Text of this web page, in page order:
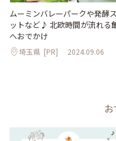
ムーミンバレーパークや発酵
ットなど♪ 北欧時間が流れる
へおでかけ
埼玉県 [PR] 2024.09.06